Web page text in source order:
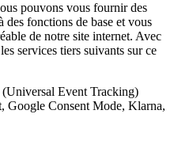
pouvons vous fournir des
fonctions de base et vous
de notre site internet. Avec
services tiers suivants sur ce
Event Tracking)
Google Consent Mode, Klarna,